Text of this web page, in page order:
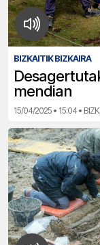
BIZKAITIK BIZKAIRA
mendian
15/04/2025 • 15:04 •